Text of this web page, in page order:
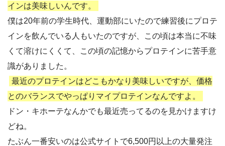
インは美味しいんです。
僕は20年前の学生時代、運動部にいたので練習後にプロテ
インを飲んでいる人もいたのですが、この頃は本当に不味
くて溶けにくくて、この頃の記憶からプロテインに苦手意
識がありました。
最近のプロテインはどこもかなり美味しいですが、価格
とのバランスでやっぱりマイプロテインなんですよ。
ドン・キホーテなんかでも最近売ってるのを見かけますけ
どね。
たぶん一番安いのは公式サイトで6,500円以上の大量発注